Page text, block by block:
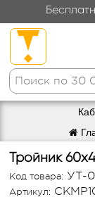
Тройник
Код товара: УТ-
Артикул: